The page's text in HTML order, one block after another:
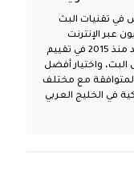
تقنيات البث
عبر الإنترنت
(IPTV). أمتلك خبرة تمتد منذ 2015 في تقييم
واختيار أفضل
مع مختلف
في الخليج العربي